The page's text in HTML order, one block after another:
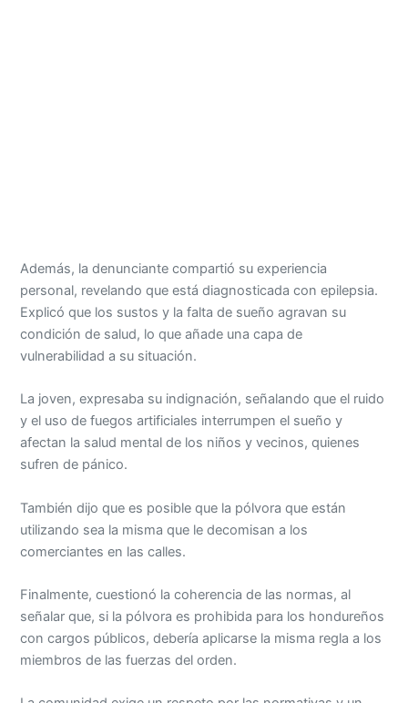
Además, la denunciante compartió su experiencia
personal, revelando que está diagnosticada con epilepsia.
Explicó que los sustos y la falta de sueño agravan su
condición de salud, lo que añade una capa de
vulnerabilidad a su situación.
La joven, expresaba su indignación, señalando que el ruido
y el uso de fuegos artificiales interrumpen el sueño y
afectan la salud mental de los niños y vecinos, quienes
sufren de pánico.
También dijo que es posible que la pólvora que están
utilizando sea la misma que le decomisan a los
comerciantes en las calles.
Finalmente, cuestionó la coherencia de las normas, al
señalar que, si la pólvora es prohibida para los hondureños
con cargos públicos, debería aplicarse la misma regla a los
miembros de las fuerzas del orden.